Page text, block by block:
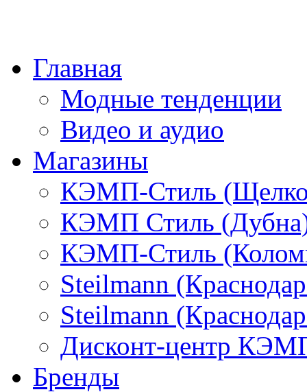
Главная
Модные тенденции
Видео и аудио
Магазины
КЭМП-Стиль
КЭМП Стиль
КЭМП-Стиль
Steilmann
Steilmann
Дисконт-центр
Бренды